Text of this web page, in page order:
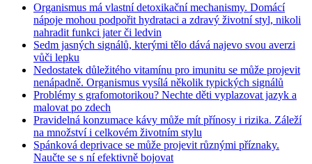
Organismus má vlastní detoxikační mechanismy. Domácí
nápoje mohou podpořit hydrataci a zdravý životní styl, nikoli
nahradit funkci jater či ledvin
Sedm jasných signálů, kterými tělo dává najevo svou averzi
vůči lepku
Nedostatek důležitého vitamínu pro imunitu se může projevit
nenápadně. Organismus vysílá několik typických signálů
Problémy s grafomotorikou? Nechte děti vyplazovat jazyk a
malovat po zdech
Pravidelná konzumace kávy může mít přínosy i rizika. Záleží
na množství i celkovém životním stylu
Spánková deprivace se může projevit různými příznaky.
Naučte se s ní efektivně bojovat